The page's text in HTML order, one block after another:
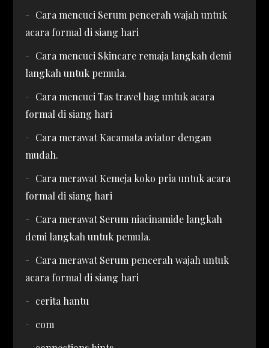
Cara mencuci Serum pencerah wajah untuk
acara formal di siang hari
Cara mencuci Skincare remaja langkah demi
langkah untuk pemula.
Cara mencuci Tas travel bag untuk acara
formal di siang hari
Cara merawat Kacamata aviator dengan
mudah.
Cara merawat Kemeja koko pria untuk acara
formal di siang hari
Cara merawat Serum niacinamide langkah
demi langkah untuk pemula.
Cara merawat Serum pencerah wajah untuk
acara formal di siang hari
cerita hantu
com